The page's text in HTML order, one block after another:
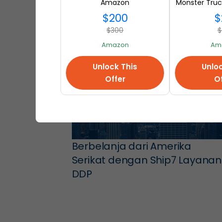
Berbelanja dari Amerika
Serikat dengan Ship7 Layanan
DDP
Amazon
$200
$300
Amazon
Unlock This
Offer
Monster
at